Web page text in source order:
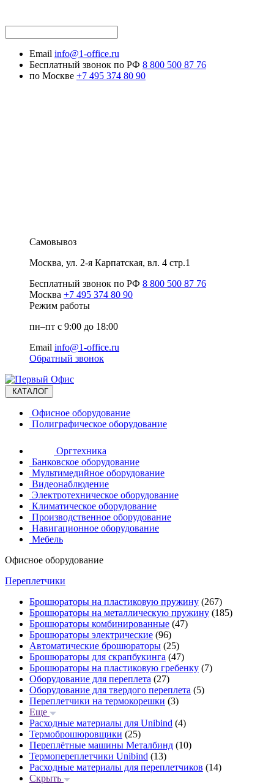
Email info@1-office.ru
Бесплатный звонок по РФ 8 800 500 87 76
по Москве +7 495 374 80 90
Самовывоз
Москва, ул. 2-я Карпатская, вл. 4 стр.1
Бесплатный звонок по РФ 8 800 500 87 76
Москва +7 495 374 80 90
Режим работы
пн–пт с 9:00 до 18:00
Email info@1-office.ru
Обратный звонок
КАТАЛОГ
Офисное оборудование
Полиграфическое оборудование
Оргтехника
Банковское оборудование
Мультимедийное оборудование
Видеонаблюдение
Электротехническое оборудование
Климатическое оборудование
Производственное оборудование
Навигационное оборудование
Мебель
Офисное оборудование
Переплетчики
Брошюраторы на пластиковую пружину (267)
Брошюраторы на металлическую пружину (185)
Брошюраторы комбинированные (47)
Брошюраторы электрические (96)
Автоматические брошюраторы (25)
Брошюраторы для скрапбукинга (47)
Брошюраторы на пластиковую гребенку (7)
Оборудование для переплета (27)
Оборудование для твердого переплета (5)
Переплетчики на термокорешки (3)
Еще
Расходные материалы для Unibind (4)
Термоброшюровщики (25)
Переплётные машины Металбинд (10)
Термопереплетчики Unibind (13)
Расходные материалы для переплетчиков (14)
Скрыть